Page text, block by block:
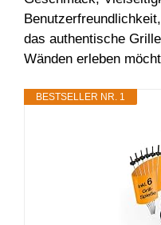
das authentische
Wänden erleben
BESTSELLER NR. 1